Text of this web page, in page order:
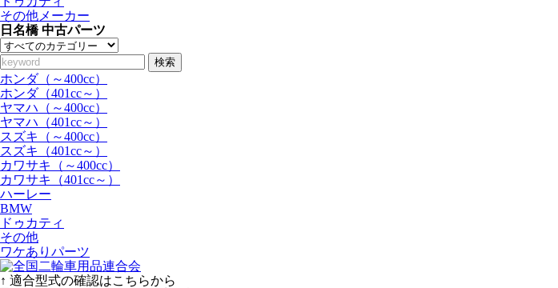
その他メーカー
日名橋 中古パーツ
検索
ホンダ（～400cc）
ホンダ（401cc～）
ヤマハ（～400cc）
ヤマハ（401cc～）
スズキ（～400cc）
スズキ（401cc～）
カワサキ（～400cc）
カワサキ（401cc～）
ハーレー
BMW
ドゥカティ
その他
ワケありパーツ
↑ 適合型式の確認はこちらから